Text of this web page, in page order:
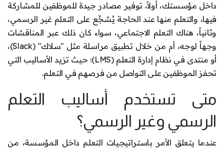
داخل مؤسستك، أولاً، توفير مصادر جيدة للموظفين للمشاركة
فيها، والتعلم منها عند الحاجة يُشجِّع على التعلم غير الرسمي،
وثانياً، هناك التعلم الاجتماعي، سواء كان ذلك عبر المناقشات
وجهاً لوجه، أم من خلال تطبيق مراسلة مثل "سلاك" (Slack)،
أو منتدى في نظام إدارة التعلم (LMS)؛ حيث تزيد الأساليب التي
تحفز الموظفين على التواصل من فرصهم في التعلم.
متى تستخدم أساليب التعلم
الرسمي وغير الرسمي؟
عندما يتعلق الأمر باستراتيجيات التعلم داخل المؤسسة، من